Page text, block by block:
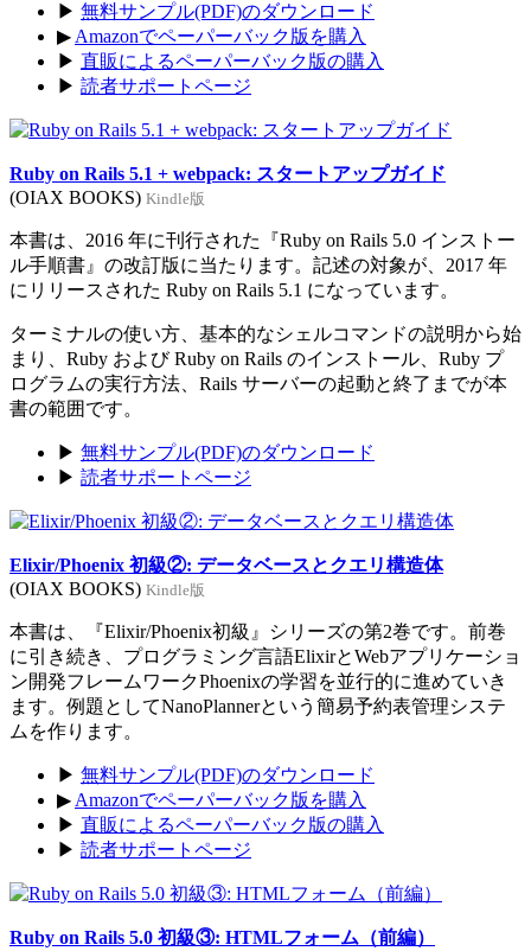
▶ 無料サンプル(PDF)のダウンロード
▶ Amazonでペーパーバック版を購入
▶ 直販によるペーパーバック版の購入
▶ 読者サポートページ
Ruby on Rails 5.1 + webpack: スタートアップガイド
(OIAX BOOKS) Kindle版
本書は、2016 年に刊行された『Ruby on Rails 5.0 インストー
ル手順書』の改訂版に当たります。記述の対象が、2017 年
にリリースされた Ruby on Rails 5.1 になっています。
ターミナルの使い方、基本的なシェルコマンドの説明から始
まり、Ruby および Ruby on Rails のインストール、Ruby プ
ログラムの実行方法、Rails サーバーの起動と終了までが本
書の範囲です。
▶ 無料サンプル(PDF)のダウンロード
▶ 読者サポートページ
Elixir/Phoenix 初級②: データベースとクエリ構造体
(OIAX BOOKS) Kindle版
本書は、『Elixir/Phoenix初級』シリーズの第2巻です。前巻
に引き続き、プログラミング言語ElixirとWebアプリケーショ
ン開発フレームワークPhoenixの学習を並行的に進めていき
ます。例題としてNanoPlannerという簡易予約表管理システ
ムを作ります。
▶ 無料サンプル(PDF)のダウンロード
▶ Amazonでペーパーバック版を購入
▶ 直販によるペーパーバック版の購入
▶ 読者サポートページ
Ruby on Rails 5.0 初級③: HTMLフォーム（前編）